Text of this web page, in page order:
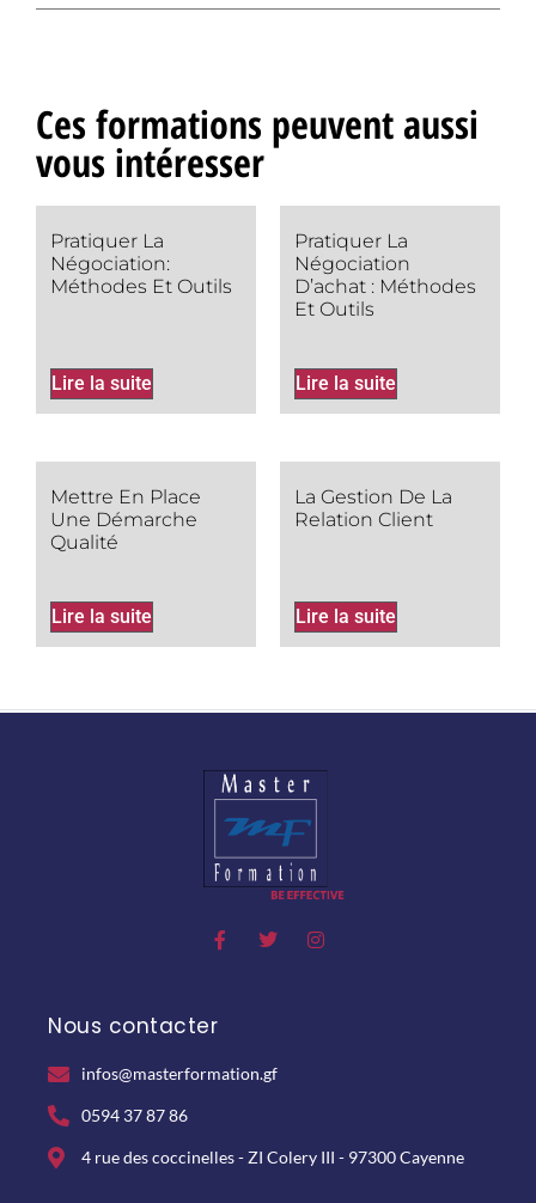
Ces formations peuvent aussi
vous intéresser
Pratiquer La
Négociation:
Méthodes Et Outils
Lire la suite
Pratiquer La
Négociation
D’achat : Méthodes
Et Outils
Lire la suite
Mettre En Place
Une Démarche
Qualité
Lire la suite
La Gestion De La
Relation Client
Lire la suite
Nous contacter
infos@masterformation.gf
0594 37 87 86
4 rue des coccinelles - ZI Colery III - 97300 Cayenne